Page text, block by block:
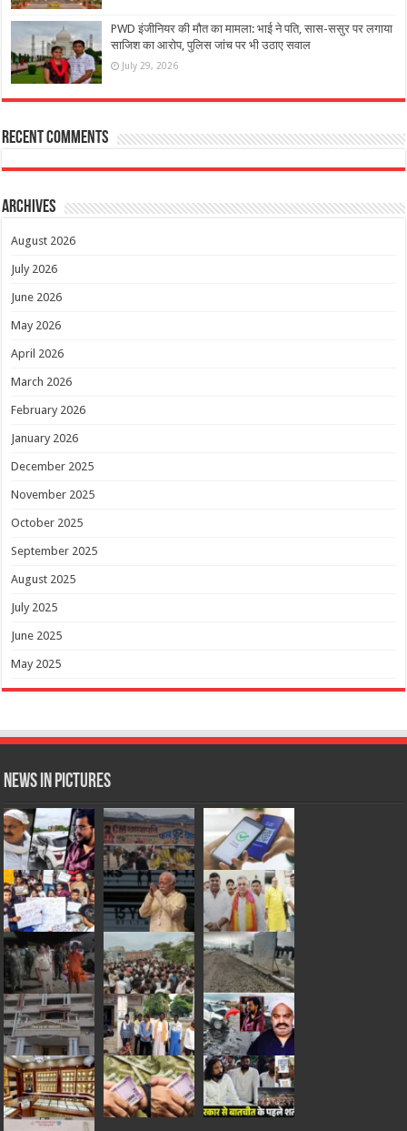
PWD इंजीनियर की मौत का मामला: भाई ने पति, सास-ससुर पर लगाया
साजिश का आरोप, पुलिस जांच पर भी उठाए सवाल
July 29, 2026
Recent Comments
Archives
August 2026
July 2026
June 2026
May 2026
April 2026
March 2026
February 2026
January 2026
December 2025
November 2025
October 2025
September 2025
August 2025
July 2025
June 2025
May 2025
News in Pictures